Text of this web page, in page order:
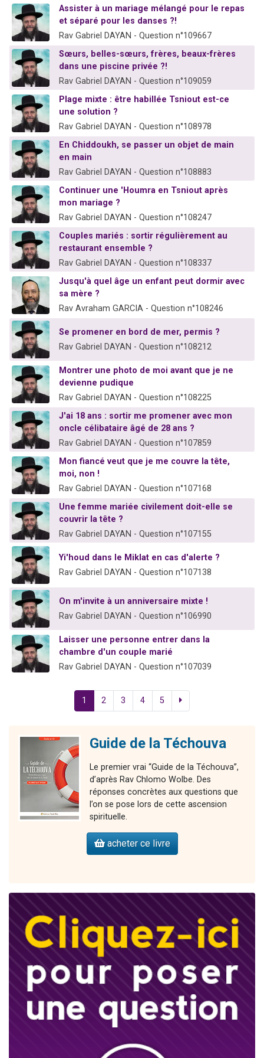
6 personnes viennent de faire un don pour 5 enfants déjà orphelins risquent de perdre leur maman
2 personnes viennent de faire un don pour Reloger Rivka, 6 enfants, victime de violences...
10 personnes viennent de demander une bénédiction
Il reste 49 places pour étudier en groupe sur Zoom
Assister à un mariage mélangé pour le repas
et séparé pour les danses ?!
Rav Gabriel DAYAN - Question n°109667
Sœurs, belles-sœurs, frères, beaux-frères
dans une piscine privée ?!
Rav Gabriel DAYAN - Question n°109059
Plage mixte : être habillée Tsniout est-ce
une solution ?
Rav Gabriel DAYAN - Question n°108978
En Chiddoukh, se passer un objet de main
en main
Rav Gabriel DAYAN - Question n°108883
Continuer une 'Houmra en Tsniout après
mon mariage ?
Rav Gabriel DAYAN - Question n°108247
Couples mariés : sortir régulièrement au
restaurant ensemble ?
Rav Gabriel DAYAN - Question n°108337
Jusqu'à quel âge un enfant peut dormir avec
sa mère ?
Rav Avraham GARCIA - Question n°108246
Se promener en bord de mer, permis ?
Rav Gabriel DAYAN - Question n°108212
Montrer une photo de moi avant que je ne
devienne pudique
Rav Gabriel DAYAN - Question n°108225
J'ai 18 ans : sortir me promener avec mon
oncle célibataire âgé de 28 ans ?
Rav Gabriel DAYAN - Question n°107859
Mon fiancé veut que je me couvre la tête,
moi, non !
Rav Gabriel DAYAN - Question n°107168
Une femme mariée civilement doit-elle se
couvrir la tête ?
Rav Gabriel DAYAN - Question n°107155
Yi'houd dans le Miklat en cas d'alerte ?
Rav Gabriel DAYAN - Question n°107138
On m'invite à un anniversaire mixte !
Rav Gabriel DAYAN - Question n°106990
Laisser une personne entrer dans la
chambre d'un couple marié
Rav Gabriel DAYAN - Question n°107039
1 2 3 4 5
Guide de la Téchouva
Le premier vrai “Guide de la Téchouva”,
d’après Rav Chlomo Wolbe. Des
réponses concrètes aux questions que
l’on se pose lors de cette ascension
spirituelle.
acheter ce livre